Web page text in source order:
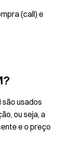
(call) e
usados
ou seja, a
e o preço